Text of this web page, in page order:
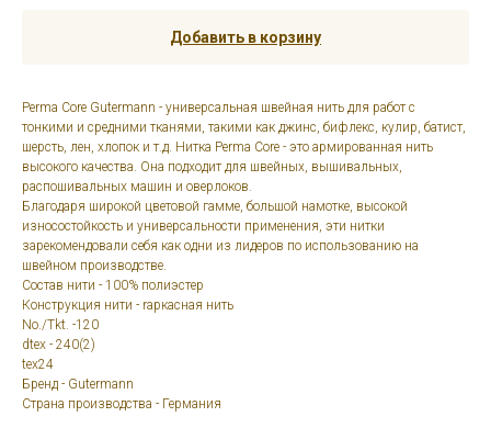
Добавить в корзину
Perma Core Gutermann - универсальная швейная нить для работ с
тонкими и средними тканями, такими как джинс, бифлекс, кулир, батист,
шерсть, лен, хлопок и т.д. Нитка Perma Core - это армированная нить
высокого качества. Она подходит для швейных, вышивальных,
распошивальных машин и оверлоков.
Благодаря широкой цветовой гамме, большой намотке, высокой
износостойкость и универсальности применения, эти нитки
зарекомендовали себя как одни из лидеров по использованию на
швейном производстве.
Состав нити - 100% полиэстер
Конструкция нити - rаркасная нить
No./Tkt. -120
dtex - 240(2)
tex24
Бренд - Gutermann
Страна производства - Германия